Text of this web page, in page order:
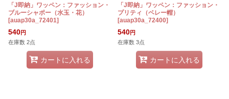
「J即納」ワッペン：ファッション・
ブルーシャポー（水玉・花）
[auap30a_72401]
540円
在庫数 2点
カートに入れる
「J即納」ワッペン：ファッション・
プリティ（ベレー帽）
[auap30a_72400]
540円
在庫数 3点
カートに入れる